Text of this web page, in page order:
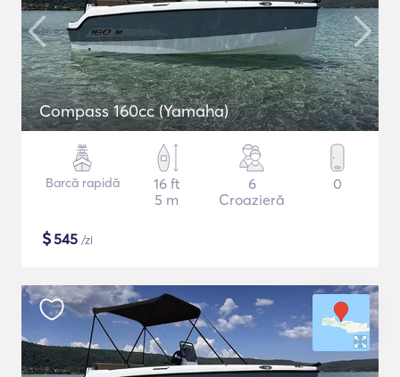
Compass 160cc (Yamaha)
Barcă rapidă
16 ft
5 m
6
Croazieră
0
$545 /zi